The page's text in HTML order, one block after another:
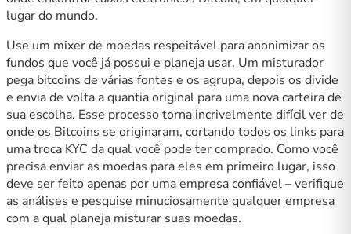
lugar do mundo.
Use um mixer de moedas respeitável para anonimizar os
fundos que você já possui e planeja usar. Um misturador
pega bitcoins de várias fontes e os agrupa, depois os divide
e envia de volta a quantia original para uma nova carteira de
sua escolha. Esse processo torna incrivelmente difícil ver de
onde os Bitcoins se originaram, cortando todos os links para
uma troca KYC da qual você pode ter comprado. Como você
precisa enviar as moedas para eles em primeiro lugar, isso
deve ser feito apenas por uma empresa confiável – verifique
as análises e pesquise minuciosamente qualquer empresa
com a qual planeja misturar suas moedas.